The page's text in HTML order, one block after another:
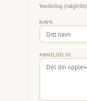
Vurdering (valgfritt)
NAVN
ANMELDELSE